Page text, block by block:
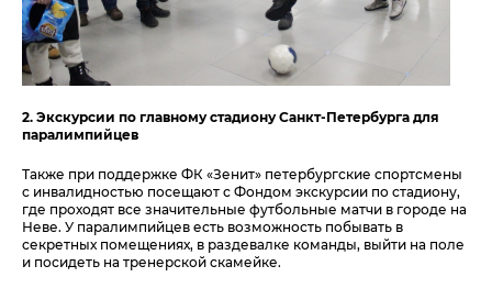
2.Экскурсии по главному стадиону Санкт-Петербурга для
паралимпийцев
Также при поддержке ФК «Зенит» петербургские спортсмены
с инвалидностью посещают с Фондом экскурсии по стадиону,
где проходят все значительные футбольные матчи в городе на
Неве. У паралимпийцев есть возможность побывать в
секретных помещениях, в раздевалке команды, выйти на поле
и посидеть на тренерской скамейке.